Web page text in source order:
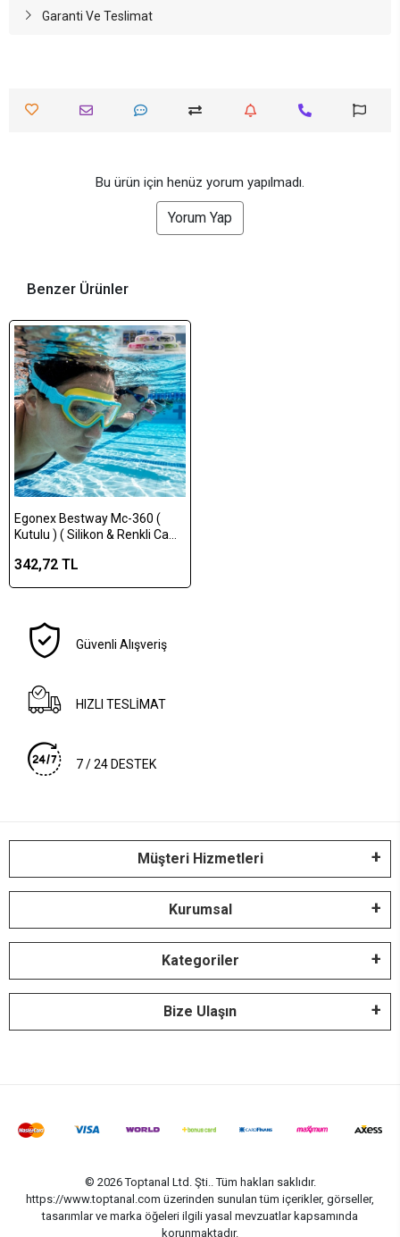
Garanti Ve Teslimat
Bu ürün için henüz yorum yapılmadı.
Yorum Yap
Benzer Ürünler
Egonex Bestway Mc-360 (
Kutulu ) ( Silikon & Renkli Cam
Gözlük ( Kulak Tıkaç )*12x2
342,72 TL
Güvenli Alışveriş
HIZLI TESLİMAT
7 / 24 DESTEK
Müşteri Hizmetleri
Kurumsal
Kategoriler
Bize Ulaşın
© 2026 Toptanal Ltd. Şti.. Tüm hakları saklıdır.
https://www.toptanal.com üzerinden sunulan tüm içerikler, görseller,
tasarımlar ve marka öğeleri ilgili yasal mevzuatlar kapsamında
korunmaktadır.